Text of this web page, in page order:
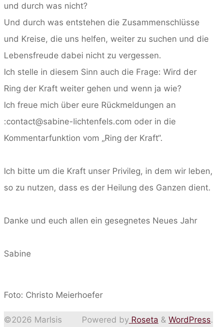
und durch was nicht?
Und durch was entstehen die Zusammenschlüsse
und Kreise, die uns helfen, weiter zu suchen und die
Lebensfreude dabei nicht zu vergessen.
Ich stelle in diesem Sinn auch die Frage: Wird der
Ring der Kraft weiter gehen und wenn ja wie?
Ich freue mich über eure Rückmeldungen an
:contact@sabine-lichtenfels.com oder in die
Kommentarfunktion vom „Ring der Kraft“.
Ich bitte um die Kraft unser Privileg, in dem wir leben,
so zu nutzen, dass es der Heilung des Ganzen dient.
Danke und euch allen ein gesegnetes Neues Jahr
Sabine
Foto: Christo Meierhoefer
Powered by Roseta & WordPress.
©2026 MarIsis